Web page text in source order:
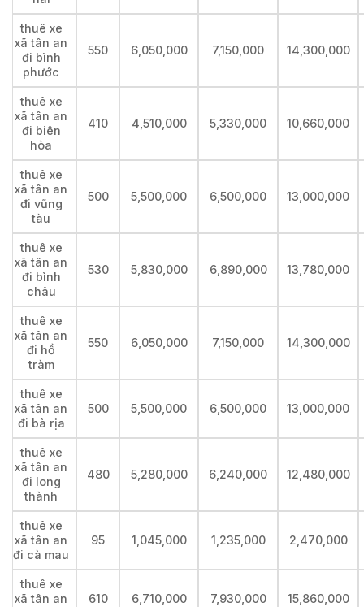
thuê xe
xã tân an
đi bình
phước
550 6,050,000 7,150,000 14,300,000
thuê xe
xã tân an
đi biên
hòa
410 4,510,000 5,330,000 10,660,000
thuê xe
xã tân an
đi vũng
tàu
500 5,500,000 6,500,000 13,000,000
thuê xe
xã tân an
đi bình
châu
530 5,830,000 6,890,000 13,780,000
thuê xe
xã tân an
đi hồ
tràm
550 6,050,000 7,150,000 14,300,000
thuê xe
xã tân an
đi bà rịa
500 5,500,000 6,500,000 13,000,000
thuê xe
xã tân an
đi long
thành
480 5,280,000 6,240,000 12,480,000
thuê xe
xã tân an
đi cà mau
95 1,045,000 1,235,000 2,470,000
thuê xe
xã tân an
610 6,710,000 7,930,000 15,860,000